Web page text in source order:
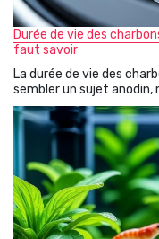
Durée de vie des
faut savoir
La durée de vie des
sembler un sujet anodin,